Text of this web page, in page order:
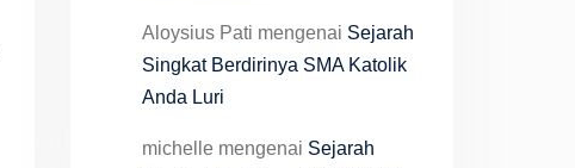
Aloysius Pati mengenai Sejarah
Singkat Berdirinya SMA Katolik
Anda Luri
michelle mengenai Sejarah